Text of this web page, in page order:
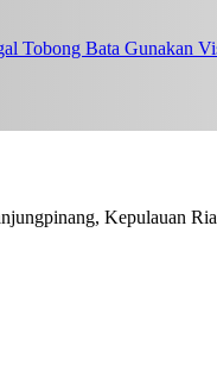
Tobong Bata Gunakan
Kepulauan